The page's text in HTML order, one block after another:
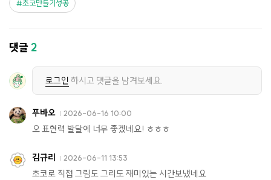
초코만들기성공
댓글2
로그인 하시고 댓글을 남겨보세요.
푸바오 2026-06-16 10:00
오 표현력 발달에 너무 좋겠네요! ㅎㅎㅎ
김규리 2026-06-11 13:53
초코로 직접 그림도 그리도 재미있는 시간보냈네요